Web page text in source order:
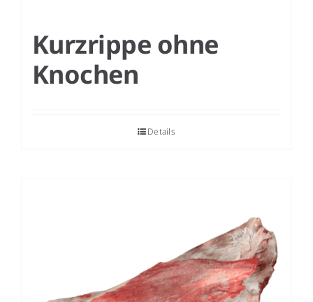
Kurzrippe ohne
Knochen
Details